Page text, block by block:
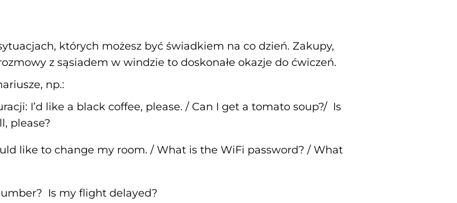
których możesz być świadkiem na co dzień. Zakupy,
z sąsiadem w windzie to doskonałe okazje do ćwiczeń.
np.:
I’d like a black coffee, please. / Can I get a tomato soup?/ Is
please?
like to change my room. / What is the WiFi password? / What
Is my flight delayed?